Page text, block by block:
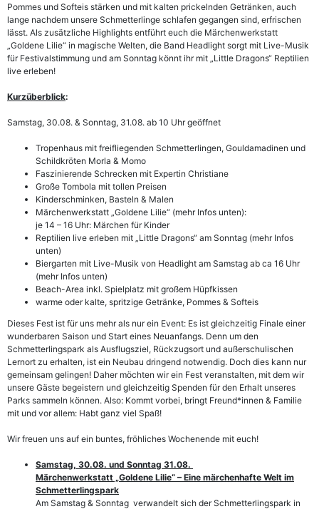
Pommes und Softeis stärken und mit kalten prickelnden Getränken, auch
lange nachdem unsere Schmetterlinge schlafen gegangen sind, erfrischen
lässt. Als zusätzliche Highlights entführt euch die Märchenwerkstatt
„Goldene Lilie“ in magische Welten, die Band Headlight sorgt mit Live-Musik
für Festivalstimmung und am Sonntag könnt ihr mit „Little Dragons“ Reptilien
live erleben!
Kurzüberblick:
Samstag, 30.08. & Sonntag, 31.08. ab 10 Uhr geöffnet
Tropenhaus mit freifliegenden Schmetterlingen, Gouldamadinen und
Schildkröten Morla & Momo
Faszinierende Schrecken mit Expertin Christiane
Große Tombola mit tollen Preisen
Kinderschminken, Basteln & Malen
Märchenwerkstatt „Goldene Lilie“ (mehr Infos unten):
je 14 – 16 Uhr: Märchen für Kinder
Reptilien live erleben mit „Little Dragons“ am Sonntag (mehr Infos
unten)
Biergarten mit Live-Musik von Headlight am Samstag ab ca 16 Uhr
(mehr Infos unten)
Beach-Area inkl. Spielplatz mit großem Hüpfkissen
warme oder kalte, spritzige Getränke, Pommes & Softeis
Dieses Fest ist für uns mehr als nur ein Event: Es ist gleichzeitig Finale einer
wunderbaren Saison und Start eines Neuanfangs. Denn um den
Schmetterlingspark als Ausflugsziel, Rückzugsort und außerschulischen
Lernort zu erhalten, ist ein Neubau dringend notwendig. Doch dies kann nur
gemeinsam gelingen! Daher möchten wir ein Fest veranstalten, mit dem wir
unsere Gäste begeistern und gleichzeitig Spenden für den Erhalt unseres
Parks sammeln können. Also: Kommt vorbei, bringt Freund*innen & Familie
mit und vor allem: Habt ganz viel Spaß!
Wir freuen uns auf ein buntes, fröhliches Wochenende mit euch!
Samstag, 30.08. und Sonntag 31.08.
Märchenwerkstatt „Goldene Lilie“ – Eine märchenhafte Welt im
Schmetterlingspark
Am Samstag & Sonntag verwandelt sich der Schmetterlingspark in